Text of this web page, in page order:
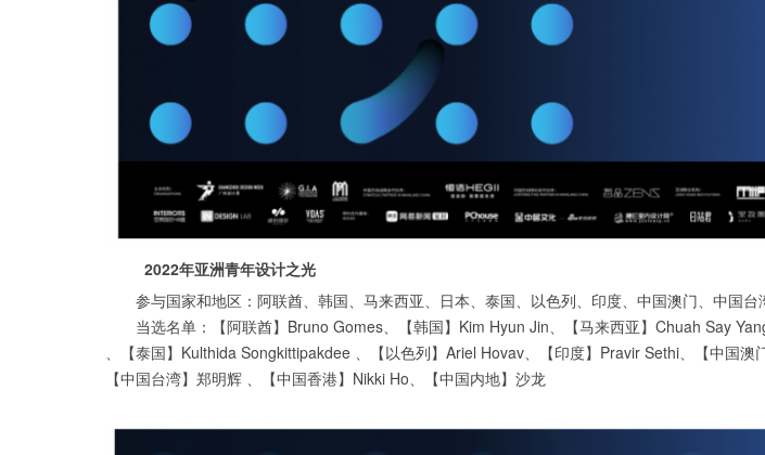
2022年亚洲青年设计之光
参与国家和地区：阿联酋、韩国、马来西亚、日本、泰国、以色列、印度、中国澳门、中国
当选名单：【阿联酋】Bruno Gomes、【韩国】Kim Hyun Jin、【马来西亚】Chuah Say
、【泰国】Kulthida Songkittipakdee 、【以色列】Ariel Hovav、【印度】Pravir Sethi、【中国澳
【中国台湾】郑明辉 、【中国香港】Nikki Ho、【中国内地】沙龙